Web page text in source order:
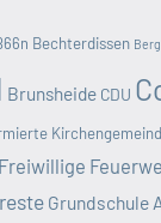
Bechterdissen
Brunsheide CDU
Freiwillige
Grundschule